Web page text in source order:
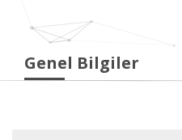
Genel Bilgiler